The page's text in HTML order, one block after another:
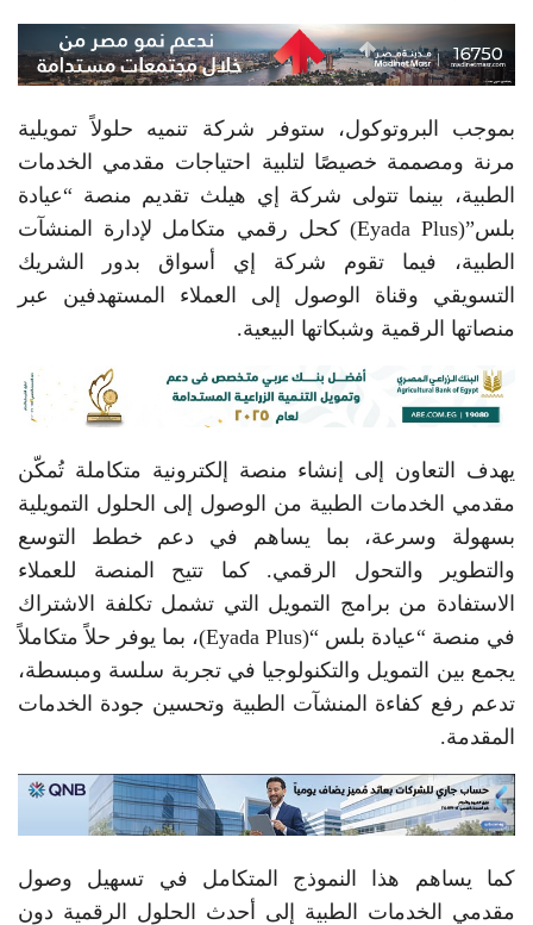
بموجب البروتوكول، ستوفر شركة تنميه حلولاً تمويلية
مرنة ومصممة خصيصًا لتلبية احتياجات مقدمي الخدمات
الطبية، بينما تتولى شركة إي هيلث تقديم منصة “عيادة
بلس”(Eyada Plus) كحل رقمي متكامل لإدارة المنشآت
الطبية، فيما تقوم شركة إي أسواق بدور الشريك
التسويقي وقناة الوصول إلى العملاء المستهدفين عبر
منصاتها الرقمية وشبكاتها البيعية.
يهدف التعاون إلى إنشاء منصة إلكترونية متكاملة تُمكّن
مقدمي الخدمات الطبية من الوصول إلى الحلول التمويلية
بسهولة وسرعة، بما يساهم في دعم خطط التوسع
والتطوير والتحول الرقمي. كما تتيح المنصة للعملاء
الاستفادة من برامج التمويل التي تشمل تكلفة الاشتراك
في منصة “عيادة بلس “(Eyada Plus)، بما يوفر حلاً متكاملاً
يجمع بين التمويل والتكنولوجيا في تجربة سلسة ومبسطة،
تدعم رفع كفاءة المنشآت الطبية وتحسين جودة الخدمات
المقدمة.
كما يساهم هذا النموذج المتكامل في تسهيل وصول
مقدمي الخدمات الطبية إلى أحدث الحلول الرقمية دون